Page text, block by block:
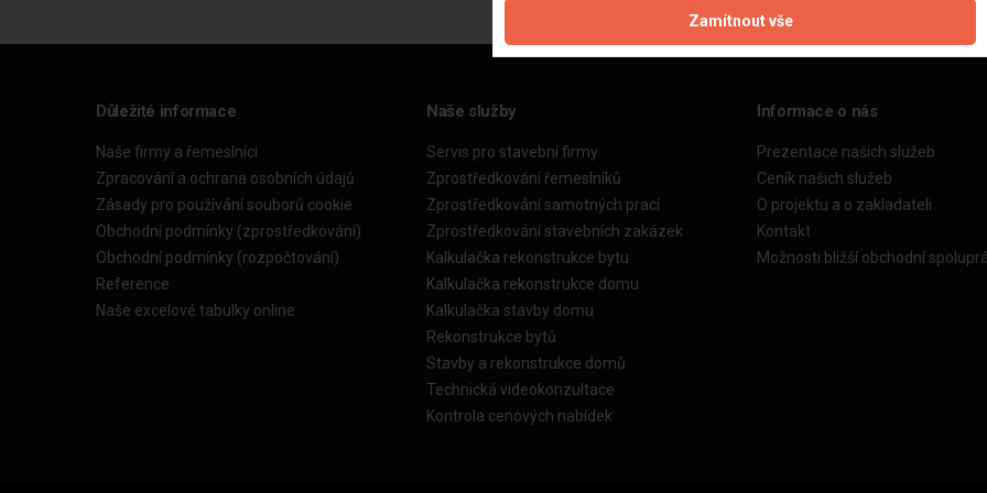
Důležité informace
Naše firmy a řemeslníci
Zpracování a ochrana osobních údajů
Zásady pro používání souborů cookie
Obchodní podmínky (zprostředkování)
Obchodní podmínky (rozpočtování)
Reference
Naše excelové tabulky online
Naše služby
Servis pro stavební firmy
Zprostředkování řemeslníků
Zprostředkování samotných prací
Zprostředkování stavebních zakázek
Kalkulačka rekonstrukce bytu
Kalkulačka rekonstrukce domu
Kalkulačka stavby domu
Rekonstrukce bytů
Stavby a rekonstrukce domů
Technická videokonzultace
Kontrola cenových nabídek
Informace o nás
Prezentace našich služeb
Ceník našich služeb
O projektu a o zakladateli
Kontakt
Možnosti bližší obchodní
Zamítnout vše